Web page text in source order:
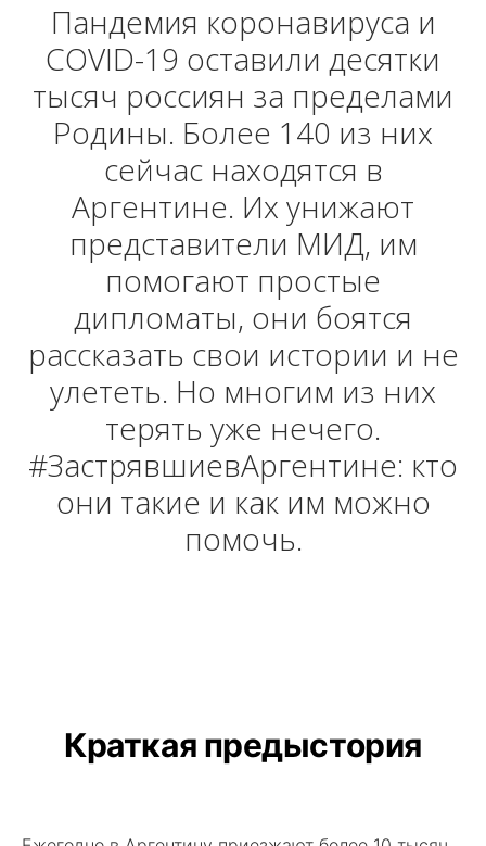
Пандемия коронавируса и
COVID-19 оставили десятки
тысяч россиян за пределами
Родины. Более 140 из них
сейчас находятся в
Аргентине. Их унижают
представители МИД, им
помогают простые
дипломаты, они боятся
рассказать свои истории и не
улететь. Но многим из них
терять уже нечего.
#ЗастрявшиевАргентине: кто
они такие и как им можно
помочь.
Краткая предыстория